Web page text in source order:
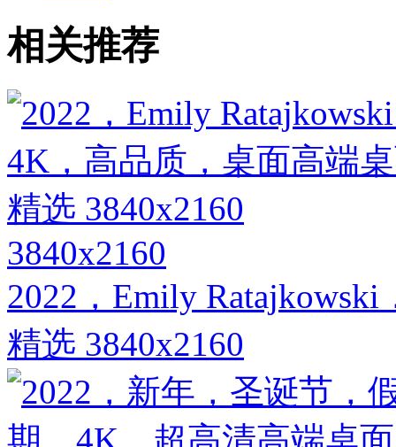
相关推荐
3840x2160
2022，Emily
精选 3840x2160